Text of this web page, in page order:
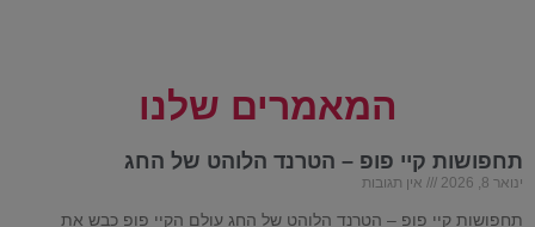
המאמרים שלנו
תחפושות קיי פופ – הטרנד הלוהט של החג
ינואר 8, 2026 אין תגובות
תחפושות קיי פופ – הטרנד הלוהט של החג עולם הקיי פופ כבש את